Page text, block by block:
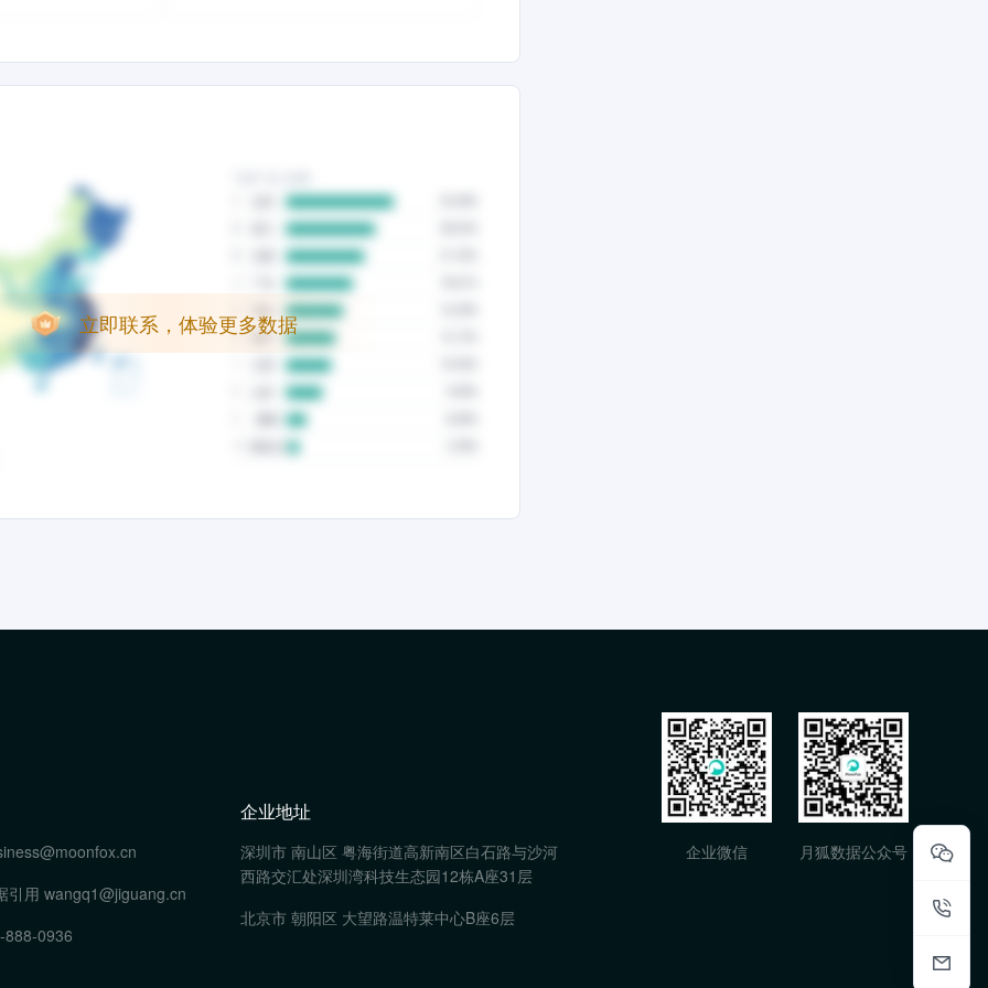
立即联系，体验更多数据
引用 wangq1@jiguang.cn
888-0936
企业地址
深圳市 南山区 粤海街道高新南区白石路与沙河
西路交汇处深圳湾科技生态园12栋A座31层
北京市 朝阳区 大望路温特莱中心B座6层
企业微信 月狐数据公众号